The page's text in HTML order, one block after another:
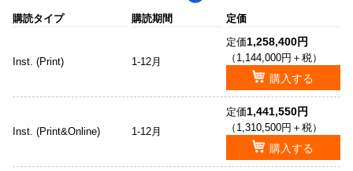
購読タイプ 購読期間 定価
Inst. (Print) 1-12月
定価1,258,400円
（1,144,000円＋税）
購入する
Inst. (Print&Online) 1-12月
定価1,441,550円
（1,310,500円＋税）
購入する